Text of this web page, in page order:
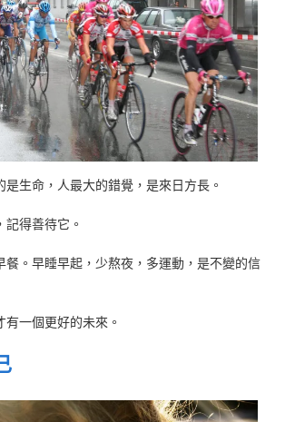
生命，人最大的錯覺，是來日方長。
得善待它。
餐。早睡早起，少熬夜，多運動，是不變的信
一個更好的未來。